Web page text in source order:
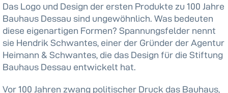
Das Logo und Design der ersten Produkte zu 100 Jahre
Bauhaus Dessau sind ungewöhnlich. Was bedeuten
diese eigenartigen Formen? Spannungsfelder nennt
sie Hendrik Schwantes, einer der Gründer der Agentur
Heimann & Schwantes, die das Design für die Stiftung
Bauhaus Dessau entwickelt hat.
Vor 100 Jahren zwang politischer Druck das Bauhaus,